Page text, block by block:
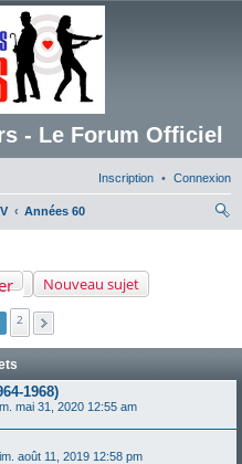
- Le Forum Officiel
Connexion
Inscription
Années 60
Nouveau sujet
2
1968)
mai 31, 2020 12:55 am
août 11, 2019 12:58 pm